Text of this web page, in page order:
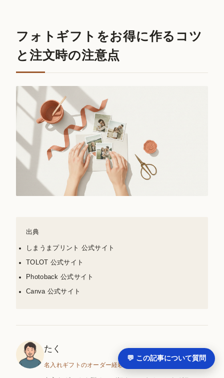
フォトギフトをお得に作るコツ
と注文時の注意点
出典
しまうまプリント 公式サイト
TOLOT 公式サイト
Photoback 公式サイト
Canva 公式サイト
💬 この記事について質問
たく
名入れギフトのオーダー経験多数